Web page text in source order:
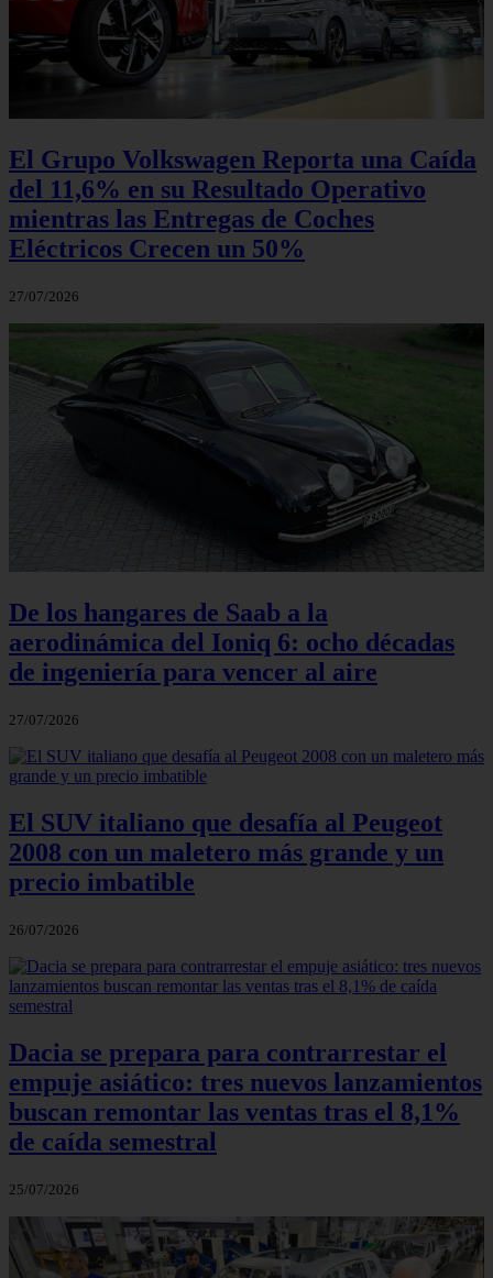
El Grupo Volkswagen Reporta una Caída
del 11,6% en su Resultado Operativo
mientras las Entregas de Coches
Eléctricos Crecen un 50%
27/07/2026
De los hangares de Saab a la
aerodinámica del Ioniq 6: ocho décadas
de ingeniería para vencer al aire
27/07/2026
El SUV italiano que desafía al Peugeot
2008 con un maletero más grande y un
precio imbatible
26/07/2026
Dacia se prepara para contrarrestar el
empuje asiático: tres nuevos lanzamientos
buscan remontar las ventas tras el 8,1%
de caída semestral
25/07/2026